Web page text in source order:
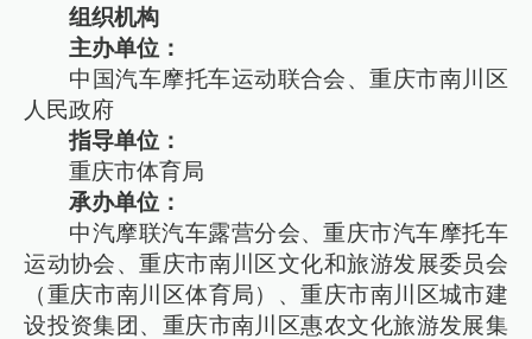
组织机构
主办单位：
中国汽车摩托车运动联合会、重庆市南川区
人民政府
指导单位：
重庆市体育局
承办单位：
中汽摩联汽车露营分会、重庆市汽车摩托车
运动协会、重庆市南川区文化和旅游发展委员会
（重庆市南川区体育局）、重庆市南川区城市建
设投资集团、重庆市南川区惠农文化旅游发展集